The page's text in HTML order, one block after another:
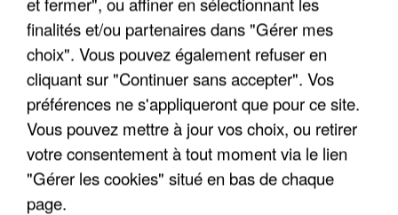
finalités et/ou partenaires dans "Gérer mes
choix". Vous pouvez également refuser en
cliquant sur "Continuer sans accepter". Vos
préférences ne s'appliqueront que pour ce site.
Vous pouvez mettre à jour vos choix, ou retirer
votre consentement à tout moment via le lien
"Gérer les cookies" situé en bas de chaque
page.